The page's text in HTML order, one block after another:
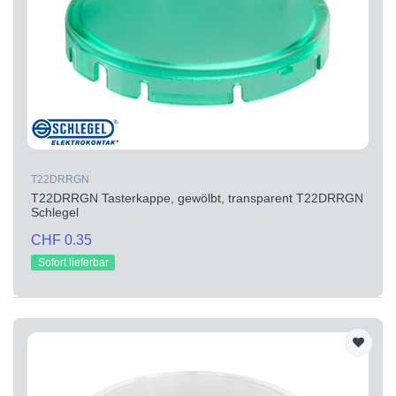
T22DRRGN
T22DRRGN Tasterkappe, gewölbt, transparent T22DRRGN
Schlegel
CHF 0.35
Sofort lieferbar